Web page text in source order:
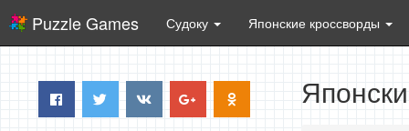
Puzzle Games Судоку Японские кроссворды